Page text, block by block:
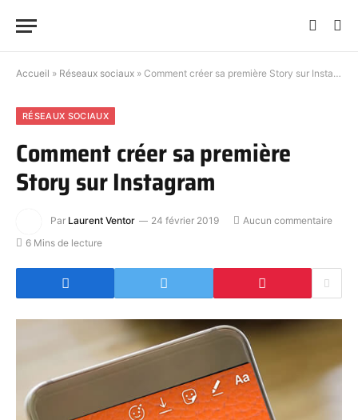
Accueil » Réseaux sociaux » Comment créer sa première Story sur Instagram
RÉSEAUX SOCIAUX
Comment créer sa première
Story sur Instagram
Par Laurent Ventor 24 février 2019
Aucun commentaire
6 Mins de lecture